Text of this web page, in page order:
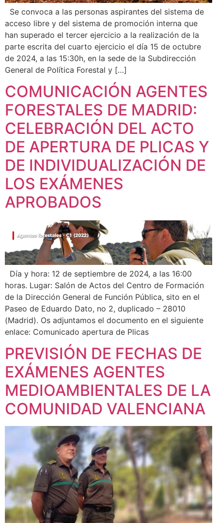
Se convoca a las personas aspirantes del sistema de
acceso libre y del sistema de promoción interna que
han superado el tercer ejercicio a la realización de la
parte escrita del cuarto ejercicio el día 15 de octubre
de 2024, a las 15:30h, en la sede de la Subdirección
General de Política Forestal y […]
COMUNICACIÓN AGENTES
FORESTALES DE MADRID:
CELEBRACIÓN DEL ACTO
DE APERTURA DE PLICAS Y
DE INDIVIDUALIZACIÓN DE
LOS EXÁMENES
APROBADOS
Día y hora: 12 de septiembre de 2024, a las 16:00
horas. Lugar: Salón de Actos del Centro de Formación
de la Dirección General de Función Pública, sito en el
Paseo de Eduardo Dato, no 2, duplicado – 28010
(Madrid). Os adjuntamos el documento en el siguiente
enlace: Comunicado apertura de Plicas
PREVISIÓN DE FECHAS DE
EXÁMENES AGENTES
MEDIOAMBIENTALES DE LA
COMUNIDAD VALENCIANA